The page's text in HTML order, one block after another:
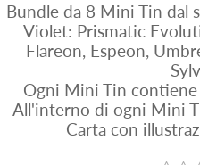
Bundle da 8 Mini Tin dal
Violet: Prismatic
Flareon, Espeon,
Ogni Mini Tin
All'interno di ogni Mini
Carta con